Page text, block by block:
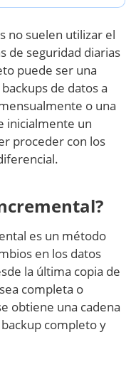
no suelen utilizar el
de seguridad diarias
puede ser una
de datos a
o una
inicialmente un
proceder con los
es un método
en los datos
la última copia de
completa o
obtiene una cadena
completo y